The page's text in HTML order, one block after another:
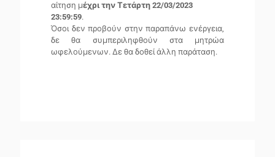
αίτηση μέχρι την Τετάρτη 22/03/2023
23:59:59.
Όσοι δεν προβούν στην παραπάνω ενέργεια,
δε θα συμπεριληφθούν στα μητρώα
ωφελούμενων. Δε θα δοθεί άλλη παράταση.